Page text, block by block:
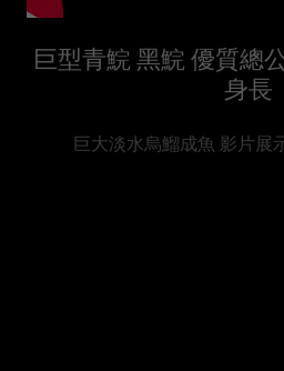
巨型青鯇 黑鯇 優質總
身長
巨大淡水烏鰡成魚 影片展